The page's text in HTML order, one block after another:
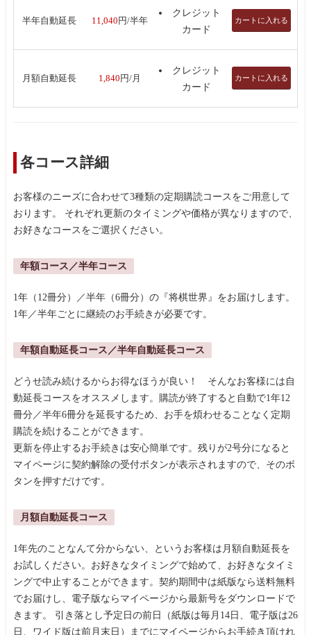
半年自動延長 11,040 円/半年
クレジット
カード
カートに入れる
月額自動延長 1,840 円/月
クレジット
カード
カートに入れる
各コース詳細
お客様のニーズに合わせて3種類の定期購読コースをご用意して
おります。 それぞれ更新のタイミングや価格が異なりますので、
お好きなコースをご選択ください。
年額コース／半年コース
1年（12冊分）／半年（6冊分）の『将棋世界』をお届けします。
1年／半年ごとに継続のお手続きが必要です。
年額自動延長コース／半年自動延長コース
どうせ読み続けるからお得なほうが良い！ そんなお客様には自
動延長コースをオススメします。購読が終了すると自動で1年12
冊分／半年6冊分を延長するため、お手を煩わせることなく定期
購読を続けることができます。
更新を停止するお手続きは安心簡単です。残りが2号分になると
マイページに契約解除の受付ボタンが表示されますので、そのボ
タンを押すだけです。
月額自動延長コース
1年先のことなんて分からない、というお客様は月額自動延長を
お試しください。お好きなタイミングで始めて、お好きなタイミ
ングで中止することができます。契約期間中は紙版なら送料無料
でお届けし、電子版ならマイページから最新号をダウンロードで
きます。 引き落とし予定日の前日（紙版は毎月14日、電子版は26
日、ワイド版は前月末日）までにマイページからお手続き頂けれ